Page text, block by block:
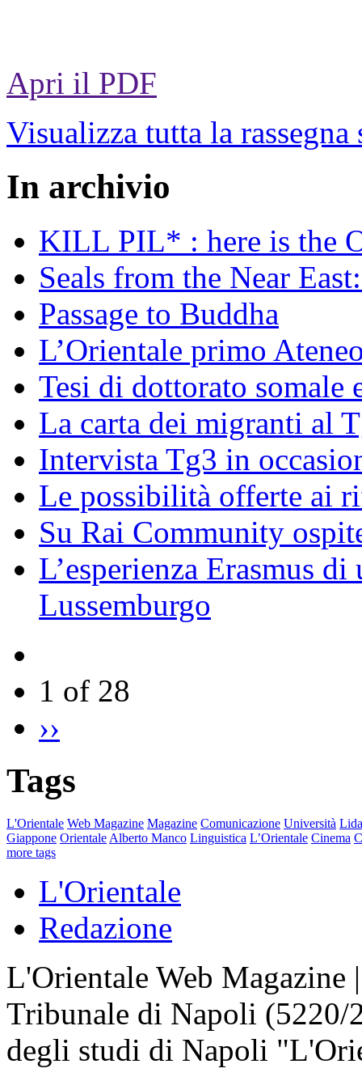
Apri il PDF
Visualizza tutta la rassegna
In archivio
KILL PIL* : here is the
Seals from the Near
Passage to Buddha
L’Orientale primo
Tesi di dottorato somale
La carta dei migranti al
Intervista Tg3 in
Le possibilità offerte ai
Su Rai Community
L’esperienza Erasmus
Lussemburgo
1 of 28
››
Tags
L'Orientale Web Magazine Magazine Comunicazione Università
Giappone Orientale Alberto Manco Linguistica L’Orientale Cinema
more tags
L'Orientale
Redazione
L'Orientale Web Magazine
Tribunale di Napoli
degli studi di Napoli